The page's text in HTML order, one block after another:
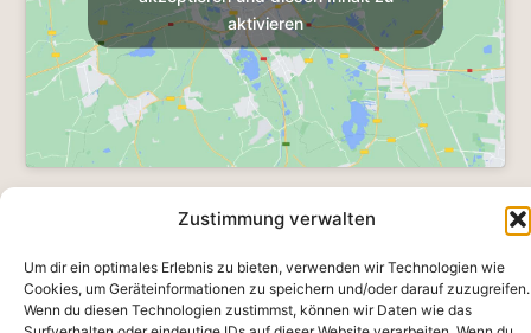
Zustimmung verwalten
Um dir ein optimales Erlebnis zu bieten, verwenden wir Technologien wie
Cookies, um Geräteinformationen zu speichern und/oder darauf zuzugreifen.
Wenn du diesen Technologien zustimmst, können wir Daten wie das
aktivieren
Adresse
Uhren Bijouterie Rentsch